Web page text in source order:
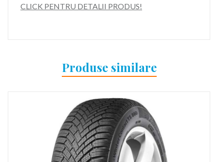
CLICK PENTRU DETALII PRODUS!
Produse similare